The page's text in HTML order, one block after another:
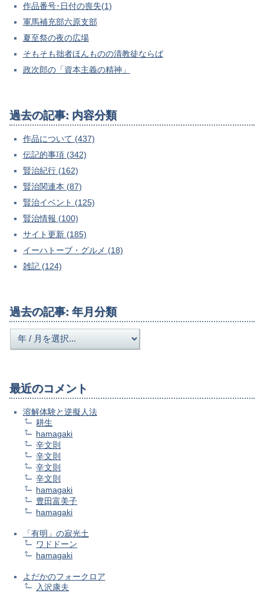
作品番号･日付の喪失(1)
軍馬補充部六原支部
夏至祭の夜の広場
そもそも拙者ほんものの清教徒ならば
政次郎の「資本主義の精神」
過去の記事: 内容分類
作品について (437)
伝記的事項 (342)
賢治紀行 (162)
賢治関連本 (87)
賢治イベント (125)
賢治情報 (100)
サイト更新 (185)
イーハトーブ・グルメ (18)
雑記 (124)
過去の記事: 年月分類
最近のコメント
溶解体験と逆擬人法
耕生
hamagaki
辛文則
辛文則
辛文則
辛文則
hamagaki
豊田富美子
hamagaki
「有明」の寂光土
ワドドーン
hamagaki
よだかのフォークロア
入沢康夫